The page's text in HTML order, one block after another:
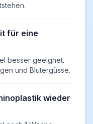
für eine
besser geeignet.
und Blutergüsse.
wieder